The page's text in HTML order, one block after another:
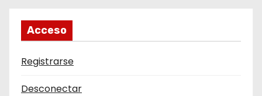
Acceso
Registrarse
Desconectar